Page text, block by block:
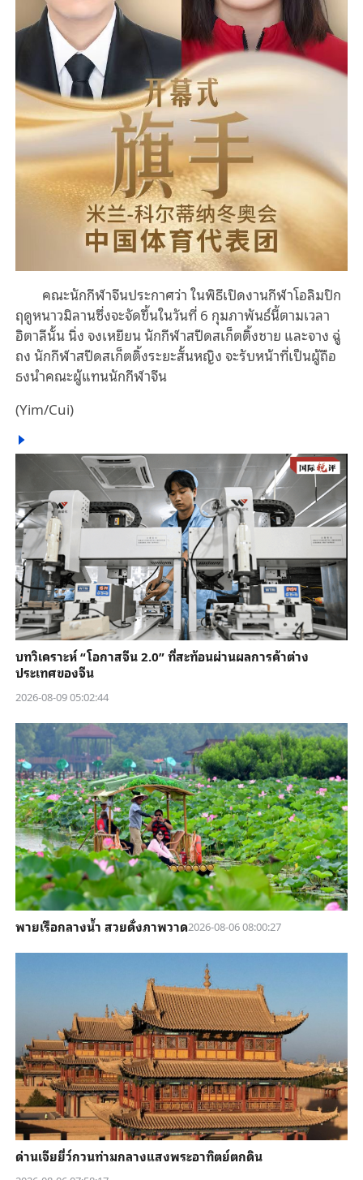
คณะนักกีฬาจีนประกาศว่า ในพิธีเปิดงานกีฬาโอลิมปิก
ฤดูหนาวมิลานซึ่งจะจัดขึ้นในวันที่ 6 กุมภาพันธ์นี้ตามเวลา
อิตาลีนั้น นิ่ง จงเหยียน นักกีฬาสปีดสเก็ตติ้งชาย และจาง ฉู่
ถง นักกีฬาสปีดสเก็ตติ้งระยะสั้นหญิง จะรับหน้าที่เป็นผู้ถือ
ธงนำคณะผู้แทนนักกีฬาจีน
(Yim/Cui)
บทวิเคราะห์ “โอกาสจีน 2.0” ที่สะท้อนผ่านผลการค้าต่าง
ประเทศของจีน
2026-08-09 05:02:44
พายเรือกลางน้ำ สวยดั่งภาพวาด2026-08-06 08:00:27
ด่านเจียยี่ว์กวนท่ามกลางแสงพระอาทิตย์ตกดิน